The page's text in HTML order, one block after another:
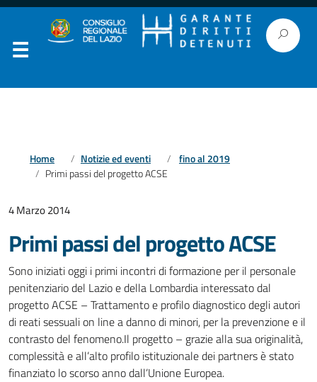
Home Notizie ed eventi
fino al 2019
Primi passi del progetto ACSE
4 Marzo 2014
Primi passi del progetto ACSE
Sono iniziati oggi i primi incontri di formazione per il personale
penitenziario del Lazio e della Lombardia interessato dal
progetto ACSE – Trattamento e profilo diagnostico degli autori
di reati sessuali on line a danno di minori, per la prevenzione e il
contrasto del fenomeno.Il progetto – grazie alla sua originalità,
complessità e all’alto profilo istituzionale dei partners è stato
finanziato lo scorso anno dall’Unione Europea.